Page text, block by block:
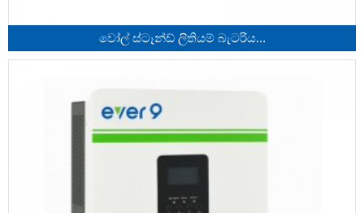
වෝල් ස්ටෑන්ඩ් ලිතියම් බැටරිය...